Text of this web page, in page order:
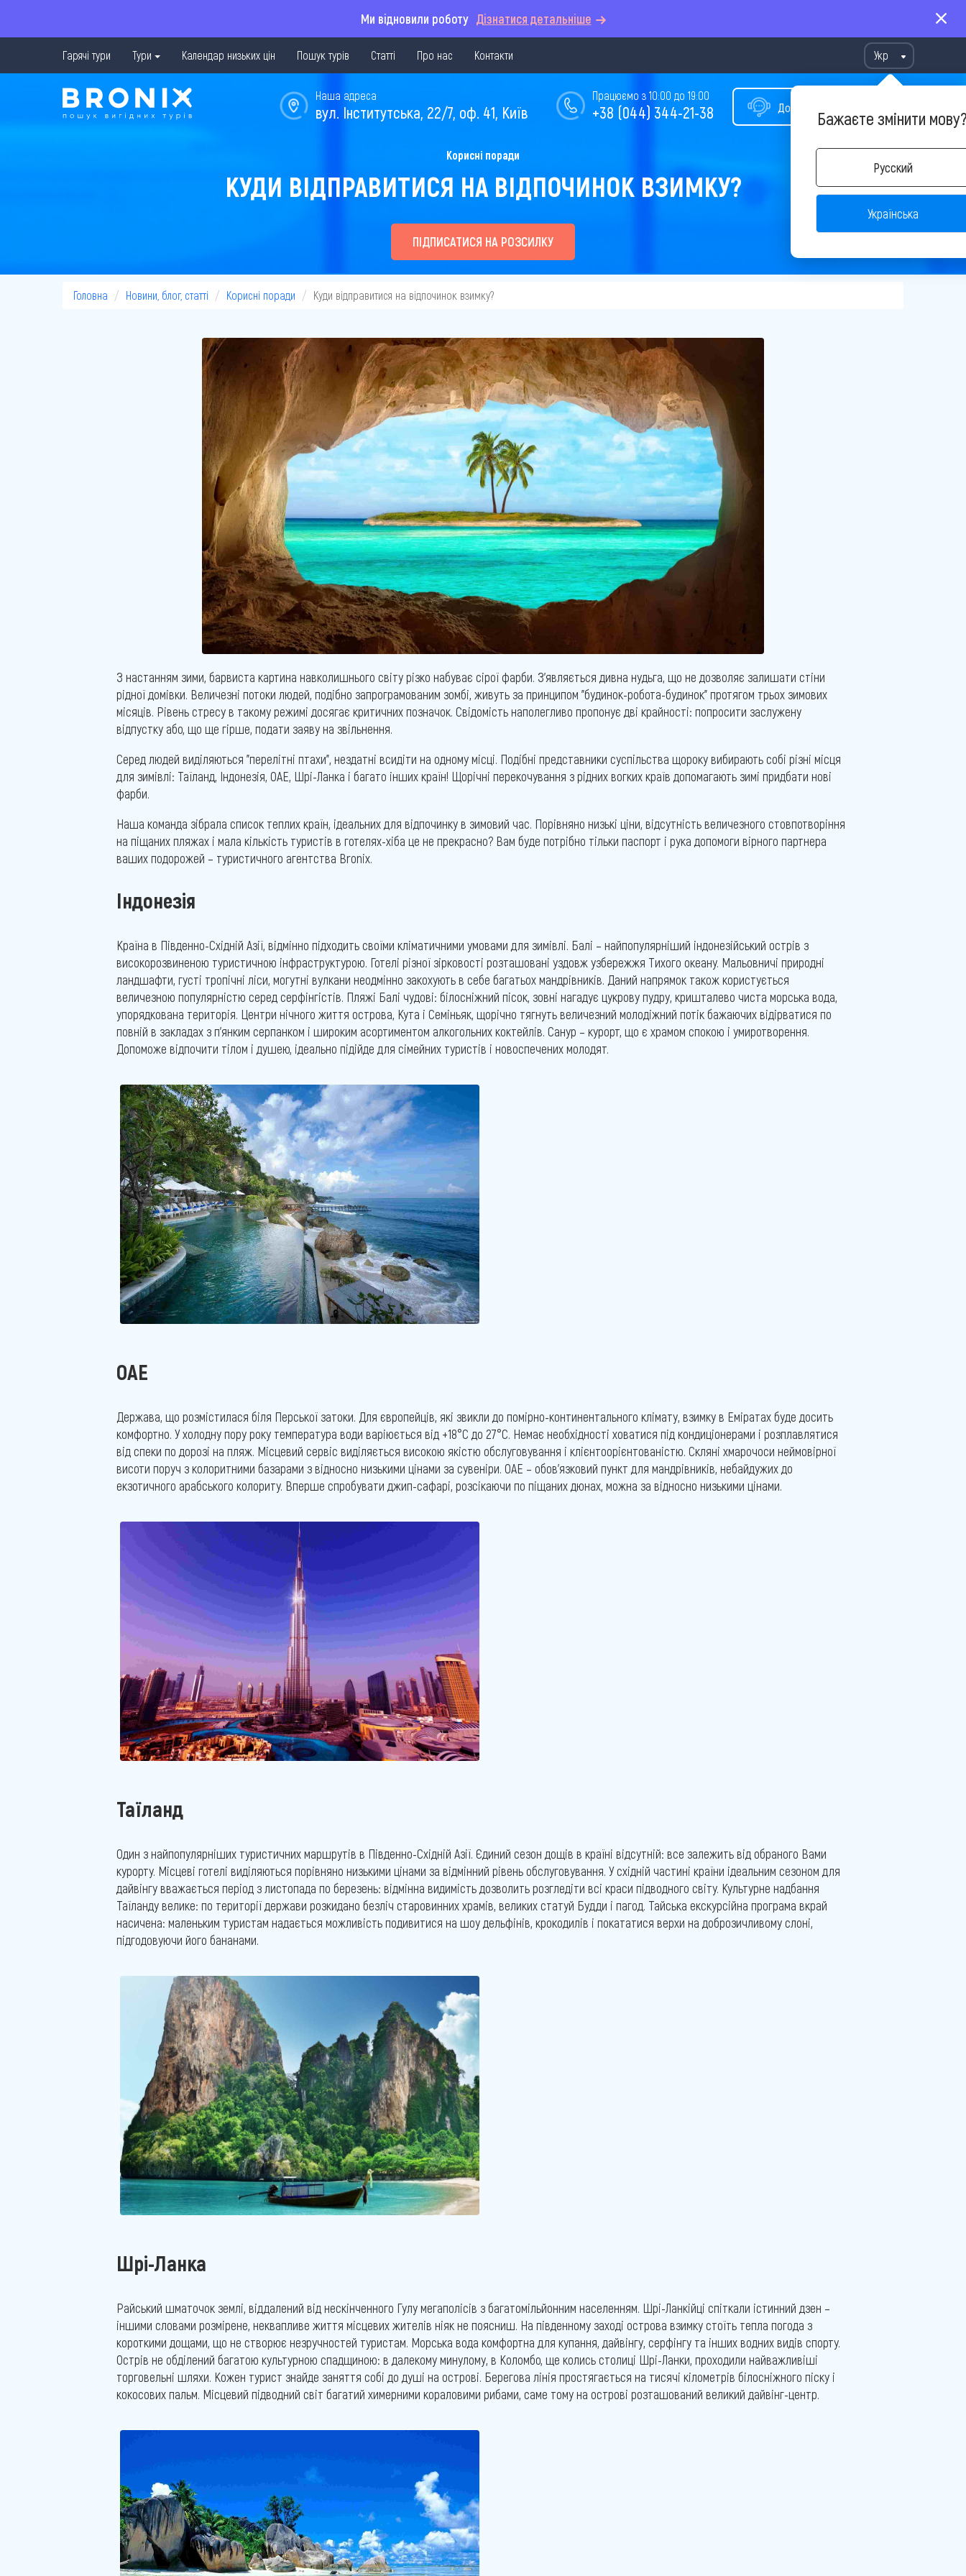
Ми відновили роботу Дізнатися детальніше
Гарячі тури Тури Календар низьких цін Пошук турів Статті Про нас Контакти Укр
Бажаєте змінити
Русский
Українська
Допомога у виборі туру
Працюємо з 10:00 до 19:00
+38 (044) 344-21-38
Наша адреса
вул. Інститутська, 22/7, оф. 41, Київ
Корисні поради
КУДИ ВІДПРАВИТИСЯ НА ВІДПОЧИНОК ВЗИМКУ?
ПІДПИСАТИСЯ НА РОЗСИЛКУ
Головна Новини, блог, статті Корисні поради Куди відправитися на відпочинок взимку?
З настанням зими, барвиста картина навколишнього світу різко набуває сірої фарби. З'являється дивна нудьга, що не дозволяє залишати стіни
рідної домівки. Величезні потоки людей, подібно запрограмованим зомбі, живуть за принципом "будинок-робота-будинок" протягом трьох зимових
місяців. Рівень стресу в такому режимі досягає критичних позначок. Свідомість наполегливо пропонує дві крайності: попросити заслужену
відпустку або, що ще гірше, подати заяву на звільнення.
Серед людей виділяються "перелітні птахи", нездатні всидіти на одному місці. Подібні представники суспільства щороку вибирають собі різні місця
для зимівлі: Таїланд, Індонезія, ОАЕ, Шрі-Ланка і багато інших країн! Щорічні перекочування з рідних вогких країв допомагають зимі придбати нові
фарби.
Наша команда зібрала список теплих країн, ідеальних для відпочинку в зимовий час. Порівняно низькі ціни, відсутність величезного стовпотворіння
на піщаних пляжах і мала кількість туристів в готелях-хіба це не прекрасно? Вам буде потрібно тільки паспорт і рука допомоги вірного партнера
ваших подорожей – туристичного агентства Bronix.
Індонезія
Країна в Південно-Східній Азії, відмінно підходить своїми кліматичними умовами для зимівлі. Балі – найпопулярніший індонезійський острів з
високорозвиненою туристичною інфраструктурою. Готелі різної зірковості розташовані уздовж узбережжя Тихого океану. Мальовничі природні
ландшафти, густі тропічні ліси, могутні вулкани неодмінно закохують в себе багатьох мандрівників. Даний напрямок також користується
величезною популярністю серед серфінгістів. Пляжі Балі чудові: білосніжний пісок, зовні нагадує цукрову пудру, кришталево чиста морська вода,
упорядкована територія. Центри нічного життя острова, Кута і Семіньяк, щорічно тягнуть величезний молодіжний потік бажаючих відірватися по
повній в закладах з п'янким серпанком і широким асортиментом алкогольних коктейлів. Санур – курорт, що є храмом спокою і умиротворення.
Допоможе відпочити тілом і душею, ідеально підійде для сімейних туристів і новоспечених молодят.
ОАЕ
Держава, що розмістилася біля Перської затоки. Для європейців, які звикли до помірно-континентального клімату, взимку в Еміратах буде досить
комфортно. У холодну пору року температура води варіюється від +18°С до 27°С. Немає необхідності ховатися під кондиціонерами і розплавлятися
від спеки по дорозі на пляж. Місцевий сервіс виділяється високою якістю обслуговування і клієнтоорієнтованістю. Скляні хмарочоси неймовірної
висоти поруч з колоритними базарами з відносно низькими цінами за сувеніри. ОАЕ – обов'язковий пункт для мандрівників, небайдужих до
екзотичного арабського колориту. Вперше спробувати джип-сафарі, розсікаючи по піщаних дюнах, можна за відносно низькими цінами.
Таїланд
Один з найпопулярніших туристичних маршрутів в Південно-Східній Азії. Єдиний сезон дощів в країні відсутній: все залежить від обраного Вами
курорту. Місцеві готелі виділяються порівняно низькими цінами за відмінний рівень обслуговування. У східній частині країни ідеальним сезоном для
дайвінгу вважається період з листопада по березень: відмінна видимість дозволить розгледіти всі краси підводного світу. Культурне надбання
Таїланду велике: по території держави розкидано безліч старовинних храмів, великих статуй Будди і пагод. Тайська екскурсійна програма вкрай
насичена: маленьким туристам надається можливість подивитися на шоу дельфінів, крокодилів і покататися верхи на доброзичливому слоні,
підгодовуючи його бананами.
Шрі-Ланка
Райський шматочок землі, віддалений від нескінченного Гулу мегаполісів з багатомільйонним населенням. Шрі-Ланкійці спіткали істинний дзен –
іншими словами розмірене, неквапливе життя місцевих жителів ніяк не поясниш. На південному заході острова взимку стоїть тепла погода з
короткими дощами, що не створює незручностей туристам. Морська вода комфортна для купання, дайвінгу, серфінгу та інших водних видів спорту.
Острів не обділений багатою культурною спадщиною: в далекому минулому, в Коломбо, ще колись столиці Шрі-Ланки, проходили найважливіші
торговельні шляхи. Кожен турист знайде заняття собі до душі на острові. Берегова лінія простягається на тисячі кілометрів білосніжного піску і
кокосових пальм. Місцевий підводний світ багатий химерними кораловими рибами, саме тому на острові розташований великий дайвінг-центр.